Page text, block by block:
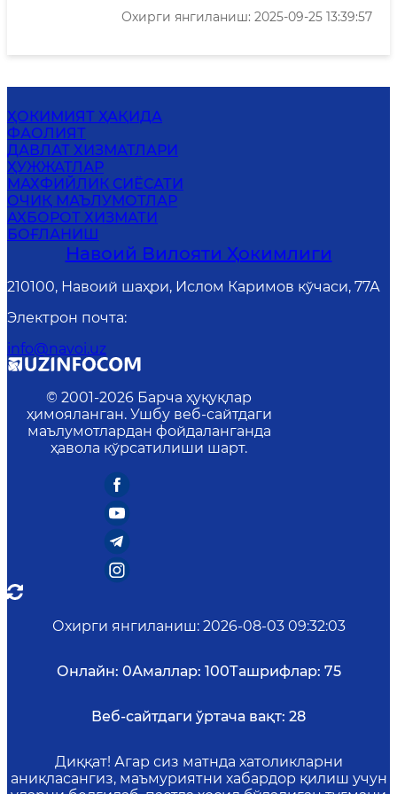
Охирги янгиланиш: 2025-09-25 13:39:57
ҲОКИМИЯТ ҲАҚИДА
ФАОЛИЯТ
ДАВЛАТ ХИЗМАТЛАРИ
ҲУЖЖАТЛАР
MАХФИЙЛИК СИЁСАТИ
ОЧИҚ МАЪЛУМОТЛАР
АХБОРОТ ХИЗМАТИ
БОҒЛАНИШ
Навоий Вилояти Ҳокимлиги
210100, Навоий шаҳри, Ислом Каримов кўчаси, 77А
Электрон почта:
info@navoi.uz
© 2001-2026 Барча ҳуқуқлар
ҳимояланган. Ушбу веб-сайтдаги
маълумотлардан фойдаланганда
ҳавола кўрсатилиши шарт.
Охирги янгиланиш: 2026-08-03 09:32:03
Онлайн: 0Амаллар: 100Ташрифлар: 75
Веб-сайтдаги ўртача вақт: 28
Диққат! Агар сиз матнда хатоликларни
аниқласангиз, маъмуриятни хабардор қилиш учун